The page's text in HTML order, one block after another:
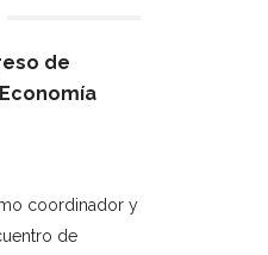
de
coordinador y
de